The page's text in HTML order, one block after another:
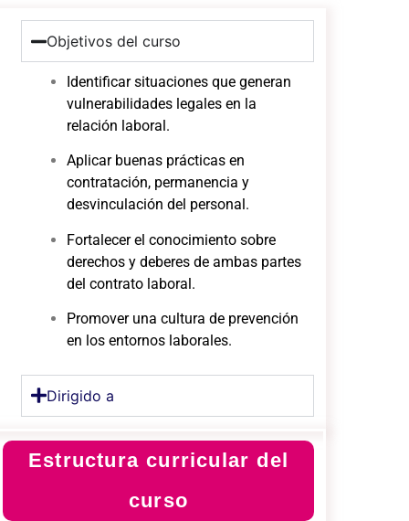
Objetivos del curso
Identificar situaciones que generan
vulnerabilidades legales en la
relación laboral.
Aplicar buenas prácticas en
contratación, permanencia y
desvinculación del personal.
Fortalecer el conocimiento sobre
derechos y deberes de ambas partes
del contrato laboral.
Promover una cultura de prevención
en los entornos laborales.
Dirigido a
Estructura curricular del
curso